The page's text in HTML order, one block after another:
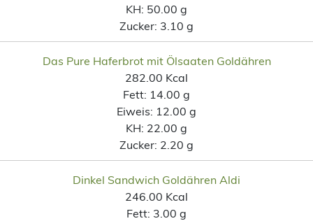
KH: 50.00 g
Zucker: 3.10 g
Das Pure Haferbrot mit Ölsaaten Goldähren
282.00 Kcal
Fett: 14.00 g
Eiweis: 12.00 g
KH: 22.00 g
Zucker: 2.20 g
Dinkel Sandwich Goldähren Aldi
246.00 Kcal
Fett: 3.00 g